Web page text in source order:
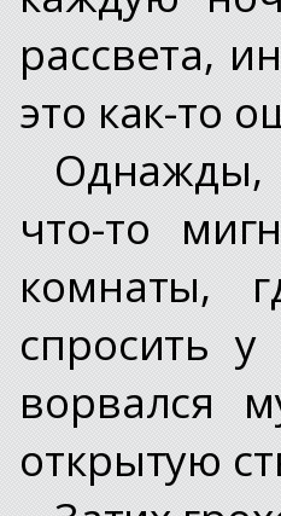
рассвета,
это как-то
Однажды,
что-то
комнаты,
спросить
ворвался
открытую